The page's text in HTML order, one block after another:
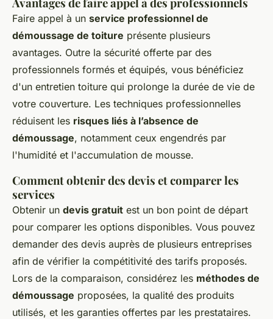
Faire appel à un service professionnel de
démoussage de toiture présente plusieurs
avantages. Outre la sécurité offerte par des
professionnels formés et équipés, vous bénéficiez
d'un entretien toiture qui prolonge la durée de vie de
votre couverture. Les techniques professionnelles
réduisent les risques liés à l’absence de
démoussage, notamment ceux engendrés par
l'humidité et l'accumulation de mousse.
Comment obtenir des devis et comparer les
services
Obtenir un devis gratuit est un bon point de départ
pour comparer les options disponibles. Vous pouvez
demander des devis auprès de plusieurs entreprises
afin de vérifier la compétitivité des tarifs proposés.
Lors de la comparaison, considérez les méthodes de
démoussage proposées, la qualité des produits
utilisés, et les garanties offertes par les prestataires.